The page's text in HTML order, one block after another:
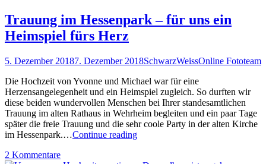
Trauung im Hessenpark – für uns ein
Heimspiel fürs Herz
5. Dezember 20187. Dezember 2018SchwarzWeissOnline Fototeam
Die Hochzeit von Yvonne und Michael war für eine
Herzensangelegenheit und ein Heimspiel zugleich. So durften wir
diese beiden wundervollen Menschen bei Ihrer standesamtlichen
Trauung im alten Rathaus in Wehrheim begleiten und ein paar Tage
später die freie Trauung und die sehr coole Party in der alten Kirche
im Hessenpark.…Continue readingTrauung
2 Kommentarezu